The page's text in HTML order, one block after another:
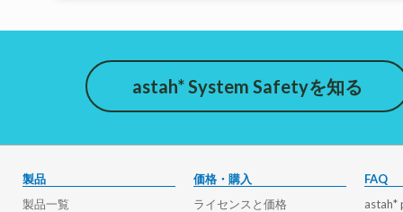
astah* System Safetyを知る
製品
製品一覧
価格・購入
ライセンスと価格
FAQ
astah*